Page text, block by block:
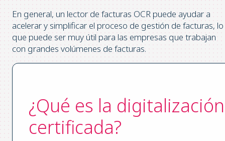
En general, un lector de facturas OCR puede ayudar a
acelerar y simplificar el proceso de gestión de facturas, lo
que puede ser muy útil para las empresas que trabajan
con grandes volúmenes de facturas.
¿Qué es la digitalización
certificada?